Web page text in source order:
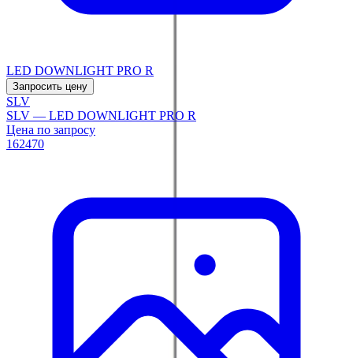
LED DOWNLIGHT PRO R
Запросить цену
SLV
SLV — LED DOWNLIGHT PRO R
Цена по запросу
162470